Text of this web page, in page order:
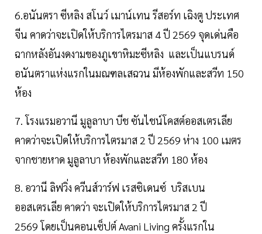
6.อนันตรา ซีหลิง สโนว์ เมาน์เทน รีสอร์ท เฉิงตู ประเทศ
จีน คาดว่าจะเปิดให้บริการไตรมาส 4 ปี 2569 จุดเด่นคือ
ฉากหลังอันงดงามของภูเขาหิมะซีหลิง และเป็นแบรนด์
อนันตราแห่งแรกในมณฑลเสฉวน มีห้องพักและสวีท 150
ห้อง
7. โรงแรมอวานี มูลูลาบา บีช ซันไชน์โคสต์ออสเตรเลีย
คาดว่าจะเปิดให้บริการไตรมาส 2 ปี 2569 ห่าง 100 เมตร
จากชายหาด มูลูลาบา ห้องพักและสวีท 180 ห้อง
8. อวานี ลิฟวิ่ง ควีนส์วาร์ฟ เรสซิเดนซ์ บริสเบน
ออสเตรเลีย คาดว่า จะเปิดให้บริการไตรมาส 2 ปี
2569 โดยเป็นคอนเซ็ปต์ Avani Living ครั้งแรกใน